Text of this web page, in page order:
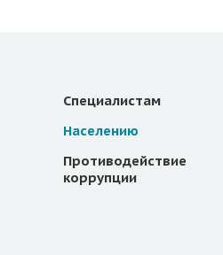
Специалистам
Населению
Противодействие
коррупции